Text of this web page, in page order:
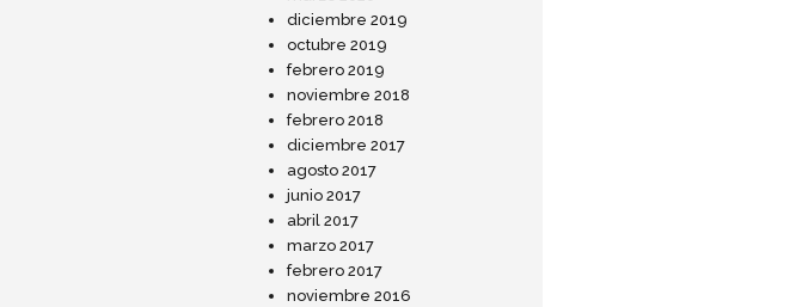
diciembre 2019
octubre 2019
febrero 2019
noviembre 2018
febrero 2018
diciembre 2017
agosto 2017
junio 2017
abril 2017
marzo 2017
febrero 2017
noviembre 2016